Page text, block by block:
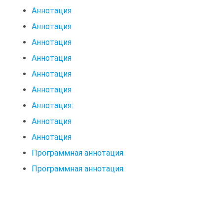
Аннотация
Аннотация
Аннотация
Аннотация
Аннотация
Аннотация
Аннотация:
Аннотация
Аннотация
Программная аннотация
Программная аннотация